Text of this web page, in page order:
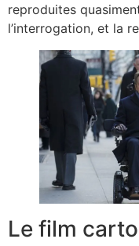
reproduites
l’interrogation, et la
Le film